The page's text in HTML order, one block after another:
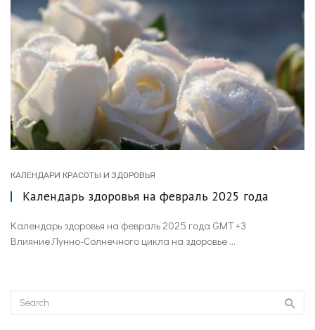
КАЛЕНДАРИ КРАСОТЫ И ЗДОРОВЬЯ
Календарь здоровья на февраль 2025 года
Календарь здоровья на февраль 2025 года GMT +3
Влияние Лунно-Солнечного цикла на здоровье ...